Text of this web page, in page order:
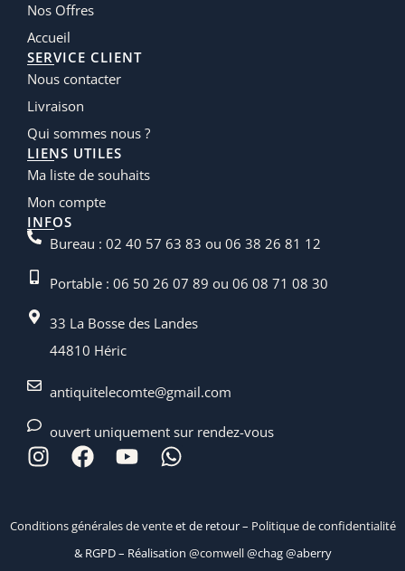
Nos Offres
Accueil
SERVICE CLIENT
Nous contacter
Livraison
Qui sommes nous ?
LIENS UTILES
Ma liste de souhaits
Mon compte
INFOS
Bureau : 02 40 57 63 83 ou 06 38 26 81 12
Portable : 06 50 26 07 89 ou 06 08 71 08 30
33 La Bosse des Landes
44810 Héric
antiquitelecomte@gmail.com
ouvert uniquement sur rendez-vous
Conditions générales de venteet de retour – Politique de confidentialité
& RGPD – Réalisation @comwell@chag @aberry